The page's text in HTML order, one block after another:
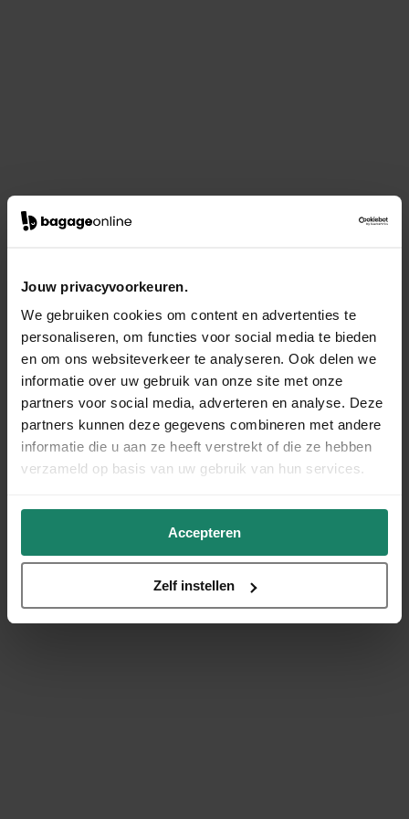
Jouw privacyvoorkeuren.
We gebruiken cookies om content en advertenties te
personaliseren, om functies voor social media te bieden
en om ons websiteverkeer te analyseren. Ook delen we
informatie over uw gebruik van onze site met onze
partners voor social media, adverteren en analyse. Deze
partners kunnen deze gegevens combineren met andere
informatie die u aan ze heeft verstrekt of die ze hebben
verzameld op basis van uw gebruik van hun services.
Accepteren
Zelf instellen